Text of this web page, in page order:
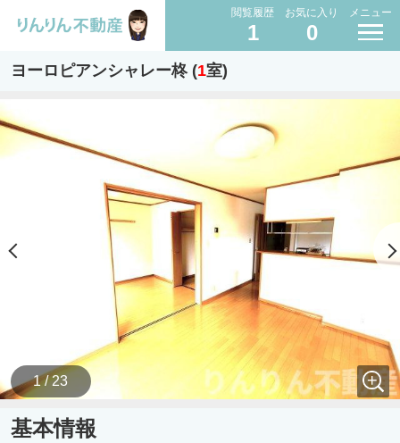
閲覧履歴
1
お気に入り
0
メニュー
ヨーロピアンシャレー柊 (1室)
1 / 23
基本情報